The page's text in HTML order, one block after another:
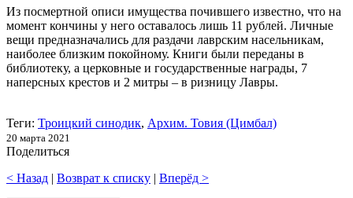
Из посмертной описи имущества почившего известно, что на
момент кончины у него оставалось лишь 11 рублей. Личные
вещи предназначались для раздачи лаврским насельникам,
наиболее близким покойному. Книги были переданы в
библиотеку, а церковные и государственные награды, 7
наперсных крестов и 2 митры – в ризницу Лавры.
Теги: Троицкий синодик, Архим. Товия (Цимбал)
20 марта 2021
Поделиться
< Назад | Возврат к списку | Вперёд >